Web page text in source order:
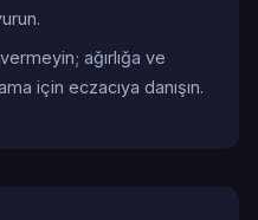
ağırlığa ve
için eczacıya danışın.